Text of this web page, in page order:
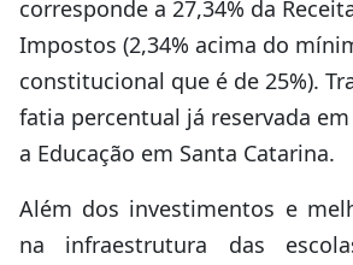
corresponde a 27,34% da
Impostos (2,34% acima do
constitucional que é de 25%).
fatia percentual já reservada
a Educação em Santa Catarina.
Além dos investimentos e
na infraestrutura das